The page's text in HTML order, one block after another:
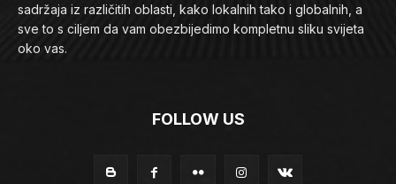
sadržaja iz različitih oblasti, kako lokalnih tako i globalnih, a
sve to s ciljem da vam obezbijedimo kompletnu sliku svijeta
oko vas.
FOLLOW US